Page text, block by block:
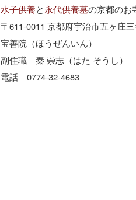
水子供養と永代供養墓の京都のお
〒611-0011 京都府宇治市五ヶ庄
宝善院（ほうぜんいん）
副住職 秦 崇志（はた そうし）
電話 0774-32-4683